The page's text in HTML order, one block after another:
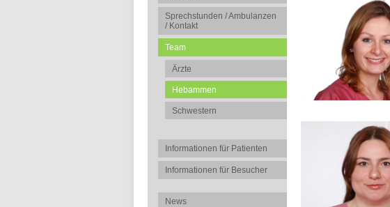
Sprechstunden / Ambulanzen
/ Kontakt
Team
Ärzte
Hebammen
Schwestern
Informationen für Patienten
Informationen für Besucher
News